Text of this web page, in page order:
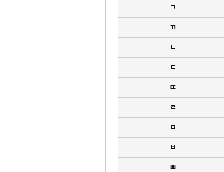
ㄱ
ㄲ
ㄴ
ㄷ
ㄸ
ㄹ
ㅁ
ㅂ
ㅃ